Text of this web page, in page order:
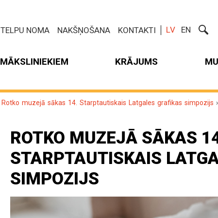
TELPU NOMA NAKŠŅOŠANA KONTAKTI LV EN
MĀKSLINIEKIEM KRĀJUMS
Rotko muzejā sākas 14. Starptautiskais Latgales grafikas simpozijs ›
ROTKO MUZEJĀ SĀKAS
STARPTAUTISKAIS
SIMPOZIJS